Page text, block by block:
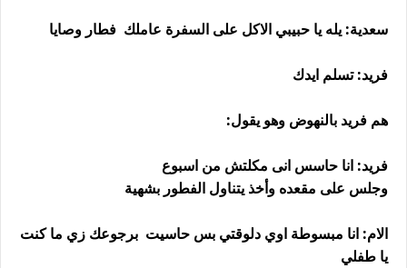
سعدية: يله يا حبيبي الاكل على السفرة عاملك فطار وصايا
فريد: تسلم ايدك
هم فريد بالنهوض وهو يقول:
فريد: انا حاسس انى مكلتش من اسبوع
وجلس على مقعده وأخذ يتناول الفطور بشهية
الام: انا مبسوطة اوي دلوقتي بس حاسيت برجوعك زي ما كنت
يا طفلي